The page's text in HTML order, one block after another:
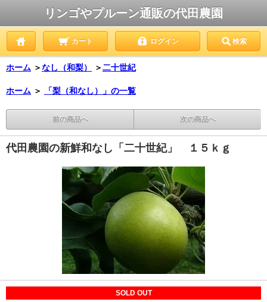
リンゴやプルーン通販の代田農園
カート ログイン 検索
ホーム ＞なし（和梨） ＞二十世紀
ホーム ＞ 「梨（和なし）」の一覧
前の商品へ 次の商品へ
代田農園の新鮮和なし「二十世紀」 １５ｋｇ
SOLD OUT